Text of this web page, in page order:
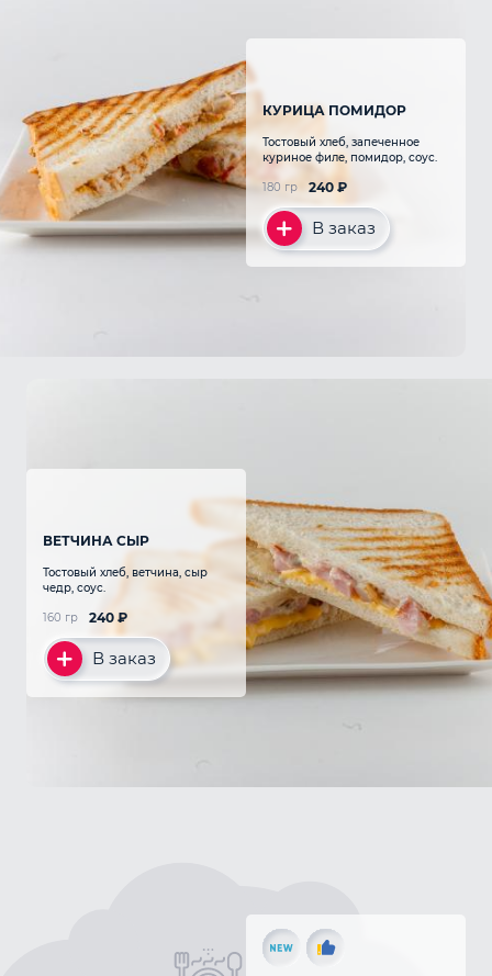
КУРИЦА ПОМИДОР
Тостовый хлеб, запеченное
куриное филе, помидор, соус.
240 ₽
180 гр
В заказ
ВЕТЧИНА СЫР
Тостовый хлеб, ветчина, сыр
чедр, соус.
240 ₽
160 гр
В заказ